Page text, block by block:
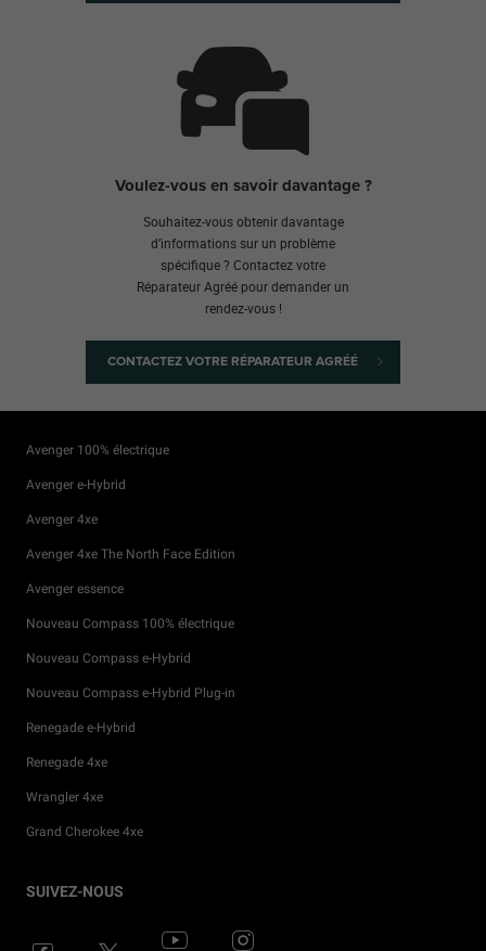
Voulez-vous en savoir davantage ?
Souhaitez-vous obtenir davantage
d’informations sur un problème
spécifique ? Contactez votre
Réparateur Agréé pour demander un
rendez-vous !
CONTACTEZ VOTRE RÉPARATEUR AGRÉÉ
Avenger 100% électrique
Avenger e-Hybrid
Avenger 4xe
Avenger 4xe The North Face Edition
Avenger essence
Nouveau Compass 100% électrique
Nouveau Compass e-Hybrid
Nouveau Compass e-Hybrid Plug-in
Renegade e-Hybrid
Renegade 4xe
Wrangler 4xe
Grand Cherokee 4xe
Offres Particuliers
Services financiers
Accessoires
Actualités
Solutions Entreprises
Roulez avec Jeep
SUIVEZ-NOUS